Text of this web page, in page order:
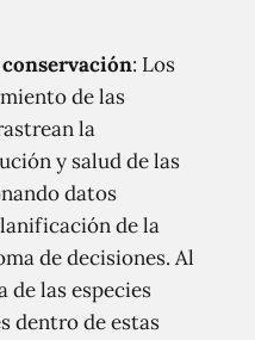
: Los
de las
la
y salud de las
datos
de la
de decisiones. Al
de las especies
dentro de estas